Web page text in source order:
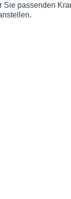
Sie passenden